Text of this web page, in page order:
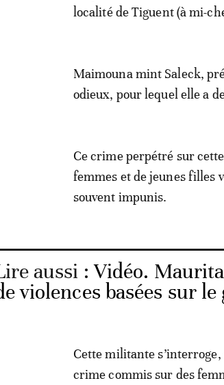
localité de Tiguent (à mi-
Maimouna mint Saleck,
odieux, pour lequel elle a
Ce crime perpétré sur
femmes et de jeunes filles
souvent impunis.
aussi :Vidéo.
violences basées sur le
Cette militante
crime commis sur des